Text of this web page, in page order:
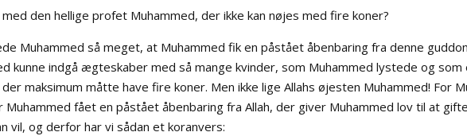
med den hellige profet Muhammed, der ikke kan nøjes med fire koner?
Muhammed så meget, at Muhammed fik en påstået åbenbaring fra denne
kunne indgå ægteskaber med så mange kvinder, som Muhammed lystede og
maksimum måtte have fire koner. Men ikke lige Allahs øjesten Muhammed! For
Muhammed fået en påstået åbenbaring fra Allah, der giver Muhammed lov til at
vil, og derfor har vi sådan et koranvers: